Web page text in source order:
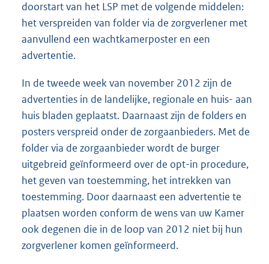
doorstart van het LSP met de volgende middelen:
het verspreiden van folder via de zorgverlener met
aanvullend een wachtkamerposter en een
advertentie.
In de tweede week van november 2012 zijn de
advertenties in de landelijke, regionale en huis- aan
huis bladen geplaatst. Daarnaast zijn de folders en
posters verspreid onder de zorgaanbieders. Met de
folder via de zorgaanbieder wordt de burger
uitgebreid geïnformeerd over de opt-in procedure,
het geven van toestemming, het intrekken van
toestemming. Door daarnaast een advertentie te
plaatsen worden conform de wens van uw Kamer
ook degenen die in de loop van 2012 niet bij hun
zorgverlener komen geïnformeerd.